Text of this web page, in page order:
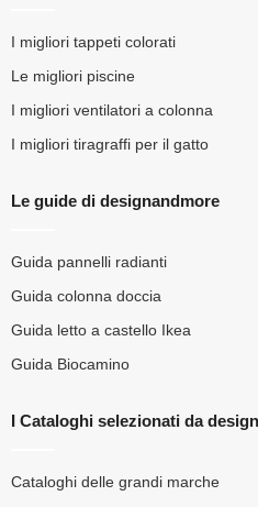
I migliori tappeti colorati
Le migliori piscine
I migliori ventilatori a colonna
I migliori tiragraffi per il gatto
Le guide di designandmore
Guida pannelli radianti
Guida colonna doccia
Guida letto a castello Ikea
Guida Biocamino
I Cataloghi selezionati da
Cataloghi delle grandi marche